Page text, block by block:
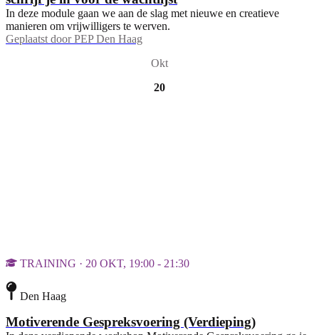
In deze module gaan we aan de slag met nieuwe en creatieve
manieren om vrijwilligers te werven.
Geplaatst door PEP Den Haag
Okt
20
TRAINING · 20 OKT, 19:00 - 21:30
Den Haag
Motiverende Gespreksvoering (Verdieping)